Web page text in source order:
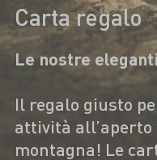
Carta regalo
Le nostre
Il regalo giusto
attività
montagna! Le